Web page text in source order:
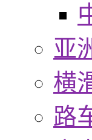
亚
横
路